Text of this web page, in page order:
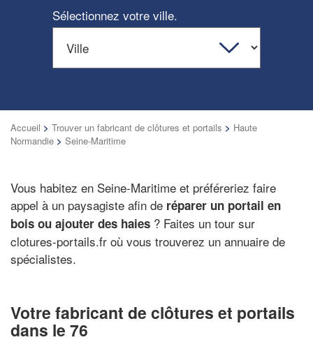
Sélectionnez votre ville.
Accueil > Trouver un fabricant de clôtures et portails > Haute
Normandie > Seine-Maritime
Vous habitez en Seine-Maritime et préféreriez faire
appel à un paysagiste afin de réparer un portail en
bois ou ajouter des haies ? Faites un tour sur
clotures-portails.fr où vous trouverez un annuaire de
spécialistes.
Votre fabricant de clôtures et portails
dans le 76